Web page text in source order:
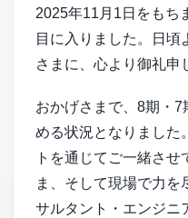
ニュース
INXX Insights
セキュリティ
お問い合わせ
2025年11月1日をもち
目に入りました。日頃
さまに、心より御礼申
おかげさまで、8期・
める状況となりました
トを通じてご一緒さ
ま、そして現場で力を
サルタント・エンジニ